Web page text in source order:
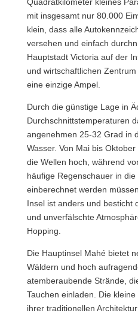
mit insgesamt nur 80.000
klein, dass alle
versehen und einfach
Hauptstadt Victoria auf der
und wirtschaftlichen
eine einzige Ampel.
Durch die günstige Lage in
Durchschnittstemperaturen
angenehmen 25-32 Grad in
Wasser. Von Mai bis
die Wellen hoch, während
häufige Regenschauer in
einberechnet werden
Insel ist anders und besticht
und unverfälschte
Hopping.
Die Hauptinsel Mahé bietet
Wäldern und hoch
atemberaubende Strände,
Tauchen einladen. Die
ihrer traditionellen